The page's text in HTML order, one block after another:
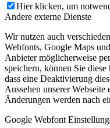
Hier klicken, um
Andere externe Dienste
Wir nutzen auch
Webfonts, Google Maps
Anbieter möglicherweise
speichern, können Sie
dass eine Deaktivierung
Aussehen unserer
Änderungen werden nach
Google Webfont